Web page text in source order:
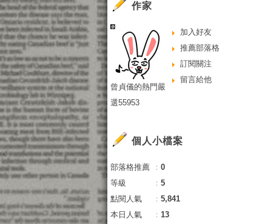
作家
加入好友
推薦部落格
訂閱關注
留言給他
曾貞儀的熱門嚴
選55953
個人小檔案
部落格推薦 ： 0
等級
： 5
點閱人氣
： 5,841
本日人氣
： 13